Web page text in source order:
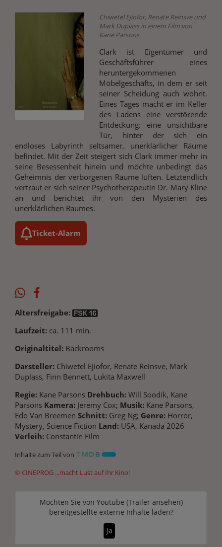
Chiwetel Ejiofor, Renate Reinsve und
Mark Duplass in einem Film von
Kane Parsons
Clark ist Eigentümer und
Geschäftsführer eines
heruntergekommenen
Möbelgeschäfts, in dem er seit
seiner Scheidung auch wohnt.
Eines Tages macht er im Keller
des Ladens eine verstörende
Entdeckung: eine unsichtbare
Tür, hinter der sich ein
endloses Labyrinth seltsamer, unerklärlicher Räume
befindet. Mit der Zeit steigert sich Clark immer mehr in
seine Besessenheit hinein und möchte unbedingt das
Geheimnis der verborgenen Räume lüften. Letztendlich
vertraut er sich seiner Psychotherapeutin Dr. Mary Kline
an und berichtet ihr von den Mysterien des
unerklärlichen Raumes.
Ticket-Alarm
Altersfreigabe:
Laufzeit: ca. 111 min.
Originaltitel: Backrooms
Darsteller: Chiwetel Ejiofor, Renate Reinsve, Mark
Duplass, Finn Bennett, Lukita Maxwell
Regie: Kane Parsons Drehbuch: Will Soodik, Kane
Parsons Kamera: Jeremy Cox; Musik: Kane Parsons,
Edo Van Breemen Schnitt: Greg Ng; Genre: Horror,
Mystery, Science Fiction Land: USA, Kanada 2026
Verleih: Constantin Film
Inhalte zum Teil von
© CINEPROG ...macht Lust auf Ihr Kino!
Möchten Sie von Youtube (Trailer ansehen)
bereitgestellte externe Inhalte laden?
Ja